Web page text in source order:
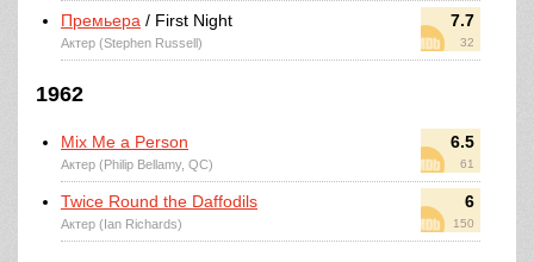
7.7
32
Премьера / First Night
Актер (Stephen Russell)
1962
6.5
61
Mix Me a Person
Актер (Philip Bellamy, QC)
6
150
Twice Round the Daffodils
Актер (Ian Richards)